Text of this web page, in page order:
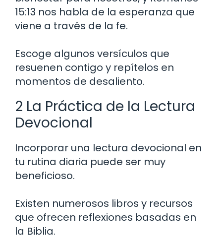
15:13 nos habla de la esperanza que
viene a través de la fe.
Escoge algunos versículos que
resuenen contigo y repítelos en
momentos de desaliento.
2 La Práctica de la Lectura
Devocional
Incorporar una lectura devocional en
tu rutina diaria puede ser muy
beneficioso.
Existen numerosos libros y recursos
que ofrecen reflexiones basadas en
la Biblia.